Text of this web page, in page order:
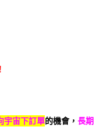
宇宙下訂單的機會，長期